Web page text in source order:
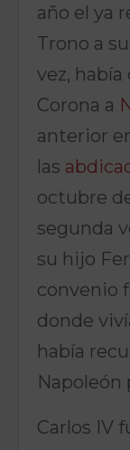
año el ya
Trono a
vez, había
Corona a
anterior
las
octubre
segunda
su hijo
convenio
donde
había
Napoleón
Carlos IV